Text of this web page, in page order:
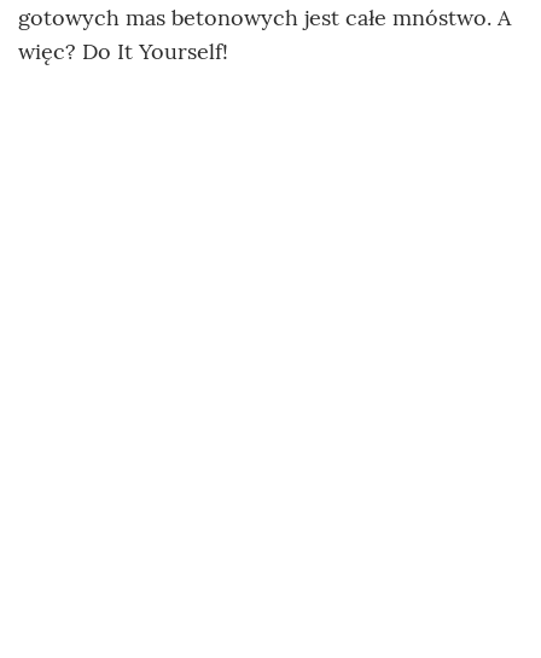
gotowych mas betonowych jest całe mnóstwo. A
więc? Do It Yourself!